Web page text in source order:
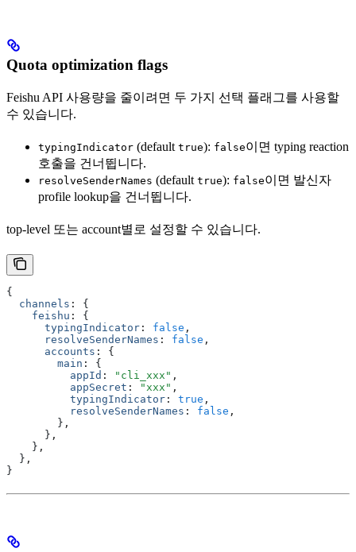
Quota optimization flags
Feishu API 사용량을 줄이려면 두 가지 선택 플래그를 사용할
수 있습니다.
typingIndicator (default true): false이면 typing reaction
호출을 건너뜁니다.
resolveSenderNames (default true): false이면 발신자
profile lookup을 건너뜁니다.
top-level 또는 account별로 설정할 수 있습니다.
{
  channels
:
{
    feishu
:
{
      typingIndicator
: false ,
      resolveSenderNames
: false ,
      accounts
:
{
        main
:
{
          appId
: "cli_xxx" ,
          appSecret
: "xxx" ,
          typingIndicator
: true ,
          resolveSenderNames
: false ,
        }
,
      }
,
    }
,
  }
,
}